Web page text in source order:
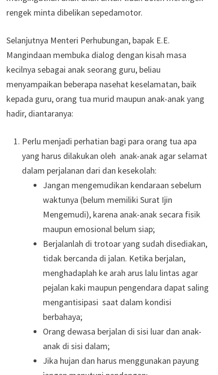
rengek minta dibelikan sepedamotor.
Selanjutnya Menteri Perhubungan, bapak E.E.
Mangindaan membuka dialog dengan kisah masa
kecilnya sebagai anak seorang guru, beliau
menyampaikan beberapa nasehat keselamatan, baik
kepada guru, orang tua murid maupun anak-anak yang
hadir, diantaranya:
Perlu menjadi perhatian bagi para orang tua apa
yang harus dilakukan oleh anak-anak agar selamat
dalam perjalanan dari dan kesekolah:
Jangan mengemudikan kendaraan sebelum
waktunya (belum memiliki Surat Ijin
Mengemudi), karena anak-anak secara fisik
maupun emosional belum siap;
Berjalanlah di trotoar yang sudah disediakan,
tidak bercanda di jalan. Ketika berjalan,
menghadaplah ke arah arus lalu lintas agar
pejalan kaki maupun pengendara dapat saling
mengantisipasi saat dalam kondisi
berbahaya;
Orang dewasa berjalan di sisi luar dan anak-
anak di sisi dalam;
Jika hujan dan harus menggunakan payung